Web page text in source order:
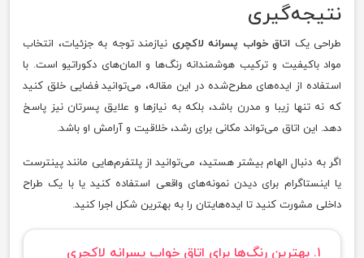
نتیجه‌گیری
طراحی یک اتاق خواب پسرانه لاکچری نیازمند توجه به جزئیات، انتخاب
مواد باکیفیت و ترکیب هوشمندانه رنگ‌ها و المان‌های دکوراتیو است. با
استفاده از ایده‌های مطرح‌شده در این مقاله، می‌توانید فضایی خلق کنید
که نه تنها زیبا و مدرن باشد، بلکه به نیازها و علایق پسرتان نیز پاسخ
دهد. این اتاق می‌تواند مکانی برای رشد، خلاقیت و آرامش او باشد.
اگر به دنبال الهام بیشتر هستید، می‌توانید از پلتفرم‌هایی مانند پینترست
یا اینستاگرام برای دیدن نمونه‌های واقعی استفاده کنید یا با یک طراح
داخلی مشورت کنید تا ایده‌هایتان را به بهترین شکل اجرا کنید.
۱. بهترین رنگ‌ها برای اتاق خواب پسرانه لاکچری